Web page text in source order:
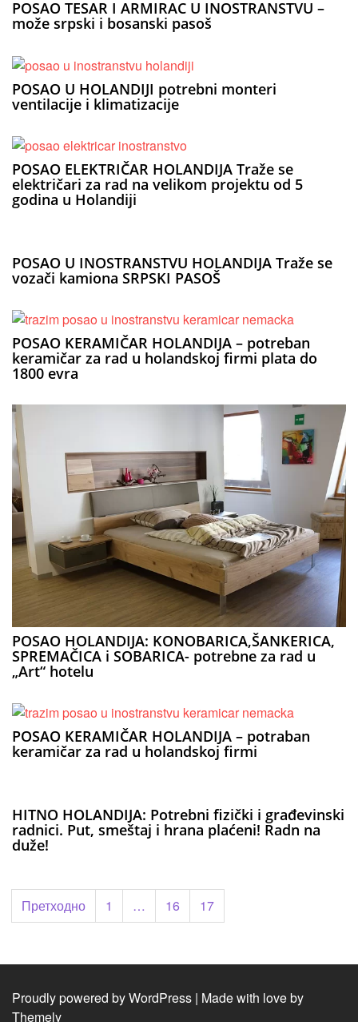
POSAO TESAR I ARMIRAC U INOSTRANSTVU –
može srpski i bosanski pasoš
POSAO U HOLANDIJI potrebni monteri
ventilacije i klimatizacije
POSAO ELEKTRIČAR HOLANDIJA Traže se
električari za rad na velikom projektu od 5
godina u Holandiji
POSAO U INOSTRANSTVU HOLANDIJA Traže se
vozači kamiona SRPSKI PASOŠ
POSAO KERAMIČAR HOLANDIJA – potreban
keramičar za rad u holandskoj firmi plata do
1800 evra
POSAO HOLANDIJA: KONOBARICA,ŠANKERICA,
SPREMAČICA i SOBARICA- potrebne za rad u
„Art“ hotelu
POSAO KERAMIČAR HOLANDIJA – potraban
keramičar za rad u holandskoj firmi
HITNO HOLANDIJA: Potrebni fizički i građevinski
radnici. Put, smeštaj i hrana plaćeni! Radn na
duže!
Пагинација
чланака
Претходно 1 … 16 17
Proudly powered by WordPress | Made with love by
Themely